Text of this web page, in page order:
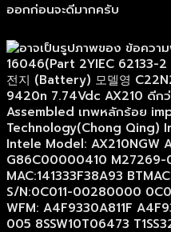
ออกก่อนจะดีมากครับ